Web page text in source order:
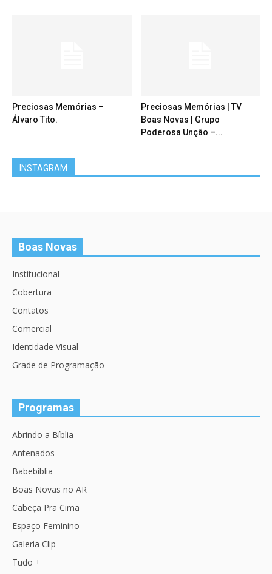
Preciosas Memórias –
Álvaro Tito.
Preciosas Memórias | TV
Boas Novas | Grupo
Poderosa Unção –...
INSTAGRAM
Boas Novas
Institucional
Cobertura
Contatos
Comercial
Identidade Visual
Grade de Programação
Programas
Abrindo a Bíblia
Antenados
Babebíblia
Boas Novas no AR
Cabeça Pra Cima
Espaço Feminino
Galeria Clip
Tudo +